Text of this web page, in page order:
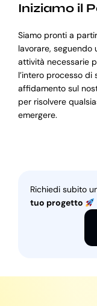
Iniziamo il
Siamo pronti a
lavorare,
attività necessarie
l’intero processo
affidamento sul
per risolvere
emergere.
Richiedi subito
tuo progetto